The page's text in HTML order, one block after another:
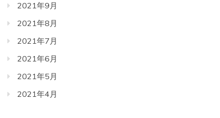
2021年9月
2021年8月
2021年7月
2021年6月
2021年5月
2021年4月